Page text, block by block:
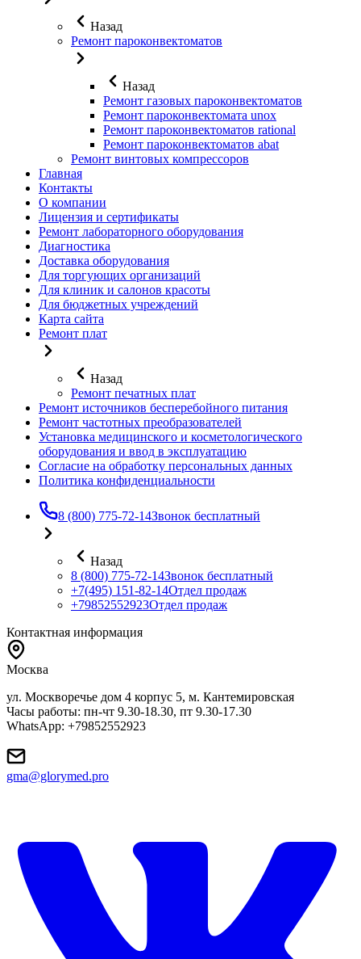
Назад
Ремонт пароконвектоматов
Назад
Ремонт газовых пароконвектоматов
Ремонт пароконвектомата unox
Ремонт пароконвектоматов rational
Ремонт пароконвектоматов abat
Ремонт винтовых компрессоров
Главная
Контакты
О компании
Лицензия и сертификаты
Ремонт лабораторного оборудования
Диагностика
Доставка оборудования
Для торгующих организаций
Для клиник и салонов красоты
Для бюджетных учреждений
Карта сайта
Ремонт плат
Назад
Ремонт печатных плат
Ремонт источников бесперебойного питания
Ремонт частотных преобразователей
Установка медицинского и косметологического
оборудования и ввод в эксплуатацию
Согласие на обработку персональных данных
Политика конфиденциальности
8 (800) 775-72-14Звонок бесплатный
Назад
8 (800) 775-72-14Звонок бесплатный
+7(495) 151-82-14Отдел продаж
+79852552923Отдел продаж
Контактная информация
Москва
ул. Москворечье дом 4 корпус 5, м. Кантемировская
Часы работы: пн-чт 9.30-18.30, пт 9.30-17.30
WhatsApp: +79852552923
gma@glorymed.pro